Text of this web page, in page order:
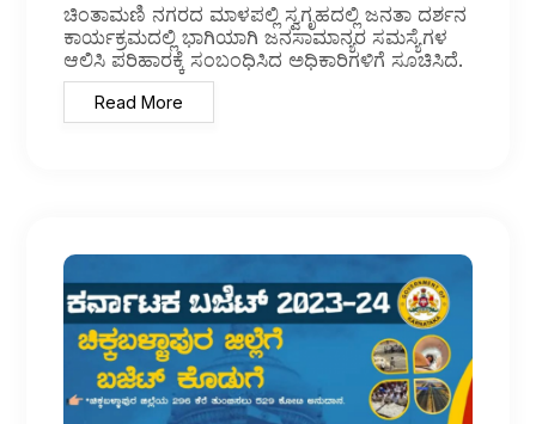
ಚಿಂತಾಮಣಿ ನಗರದ ಮಾಳಪಲ್ಲಿ ಸ್ವಗೃಹದಲ್ಲಿ ಜನತಾ ದರ್ಶನ
ಕಾರ್ಯಕ್ರಮದಲ್ಲಿ ಭಾಗಿಯಾಗಿ ಜನಸಾಮಾನ್ಯರ ಸಮಸ್ಯೆಗಳ
ಆಲಿಸಿ ಪರಿಹಾರಕ್ಕೆ ಸಂಬಂಧಿಸಿದ ಅಧಿಕಾರಿಗಳಿಗೆ ಸೂಚಿಸಿದೆ.
Read More